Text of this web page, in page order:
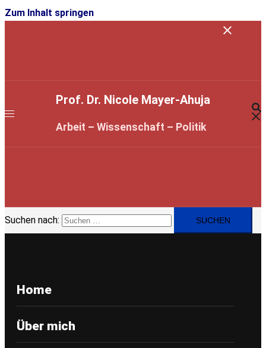
Zum Inhalt springen
Prof. Dr. Nicole Mayer-Ahuja
Arbeit – Wissenschaft – Politik
Suchen nach:
Home
Über mich